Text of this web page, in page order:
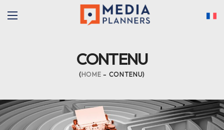
CONTENU
HOME CONTENU